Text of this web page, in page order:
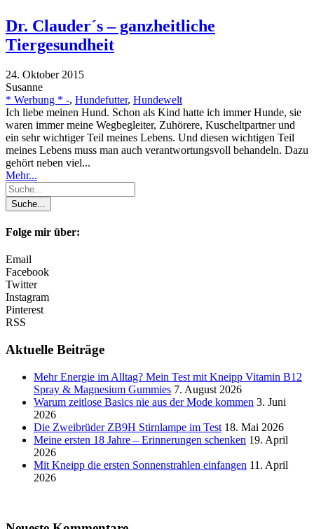
Dr. Clauder´s – ganzheitliche
Tiergesundheit
24. Oktober 2015
Susanne
* Werbung * -, Hundefutter, Hundewelt
Ich liebe meinen Hund. Schon als Kind hatte ich immer Hunde, sie
waren immer meine Wegbegleiter, Zuhörere, Kuscheltpartner und
ein sehr wichtiger Teil meines Lebens. Und diesen wichtigen Teil
meines Lebens muss man auch verantwortungsvoll behandeln. Dazu
gehört neben viel...
Mehr...
Folge mir über:
Email
Facebook
Twitter
Instagram
Pinterest
RSS
Aktuelle Beiträge
Mehr Energie im Alltag? Mein Test mit Kneipp Vitamin B12
Spray & Magnesium Gummies 7. August 2026
Warum zeitlose Basics nie aus der Mode kommen 3. Juni
2026
Die Zweibrüder ZB9H Stirnlampe im Test 18. Mai 2026
Meine ersten 18 Jahre – Erinnerungen schenken 19. April
2026
Mit Kneipp die ersten Sonnenstrahlen einfangen 11. April
2026